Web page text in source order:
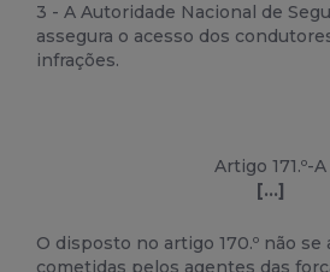
3 - A Autoridade Nacional de
assegura o acesso dos
infrações.
Artigo 171.º-A
[...]
O disposto no artigo 170.º não se
cometidas pelos agentes das